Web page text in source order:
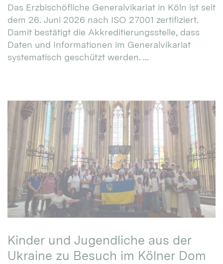
Das Erzbischöfliche Generalvikariat in Köln ist seit
dem 26. Juni 2026 nach ISO 27001 zertifiziert.
Damit bestätigt die Akkreditierungsstelle, dass
Daten und Informationen im Generalvikariat
systematisch geschützt werden. ...
Kinder und Jugendliche aus der
Ukraine zu Besuch im Kölner Dom